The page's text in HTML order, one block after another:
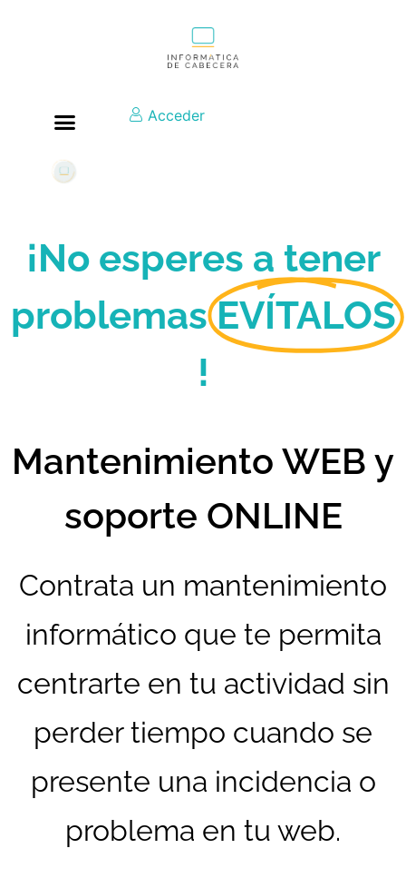
Acceder
¡No esperes a tener
problemas EVÍTALOS
!
Mantenimiento WEB y
soporte ONLINE
Contrata un mantenimiento
informático que te permita
centrarte en tu actividad sin
perder tiempo cuando se
presente una incidencia o
problema en tu web.